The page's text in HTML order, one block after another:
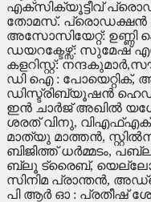
എക്സിക്യൂട്ടീവ്
തോമസ്. പ്രൊഡക്ഷൻ
അസോസിയേറ്റ്:
ഡയറക്ടേഴ്സ്: സുമേഷ്
കളറിസ്റ്റ്:
ഡി ഐ : പോയെറ്റിക്,
ഡിസ്ട്രിബ്യൂഷൻ
ഇൻ ചാർജ് അഖിൽ
ശരത് വിനു,
മാത്യു മാത്തൻ,
ബിജിത്ത് ധർമ്മടം,
ബ്ലൂ ട്രൈബ്, യെല്ലോ
സിനിമ പ്രാന്തൻ,
പി ആർ ഓ : പ്രതീഷ്